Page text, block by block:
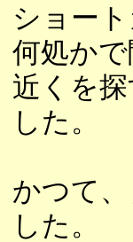
ショー
何処か
近くを
した。
かつて
した。